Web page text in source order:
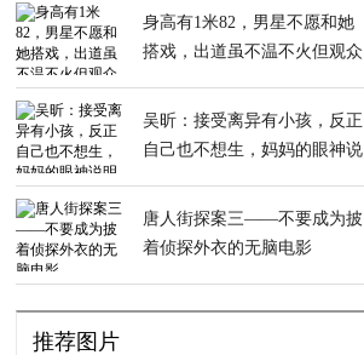
身高有1米82，男星不愿和她
搭戏，出道虽不温不火但观众
吴昕：接受离异有小孩，反正
自己也不想生，妈妈的眼神说
唐人街探案三——不要成为披
着侦探外衣的无脑电影
推荐图片